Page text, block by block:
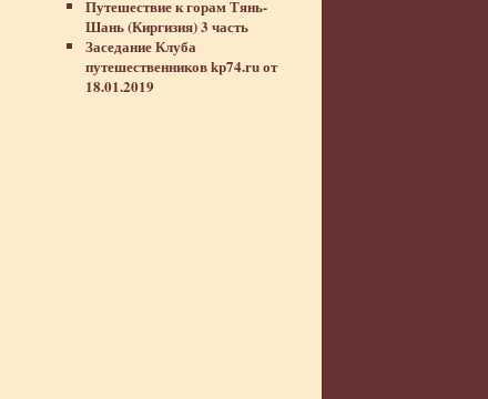
Путешествие к горам Тянь-
Шань (Киргизия) 3 часть
Заседание Клуба
путешественников kp74.ru от
18.01.2019